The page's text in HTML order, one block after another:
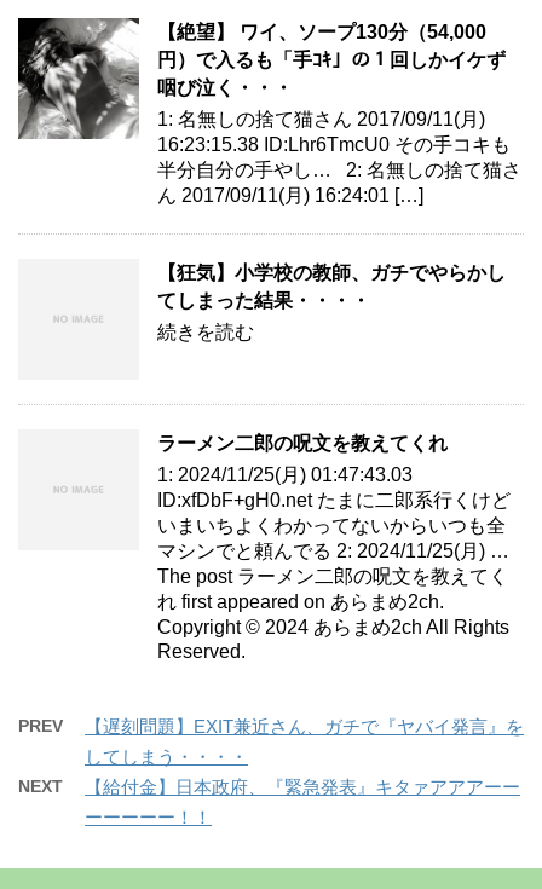
【絶望】 ワイ、ソープ130分（54,000
円）で入るも「手ｺｷ」の１回しかイケず
咽び泣く・・・
1: 名無しの捨て猫さん 2017/09/11(月)
16:23:15.38 ID:Lhr6TmcU0 その手コキも
半分自分の手やし… 2: 名無しの捨て猫さ
ん 2017/09/11(月) 16:24:01 […]
【狂気】小学校の教師、ガチでやらかし
てしまった結果・・・・
続きを読む
ラーメン二郎の呪文を教えてくれ
1: 2024/11/25(月) 01:47:43.03
ID:xfDbF+gH0.net たまに二郎系行くけど
いまいちよくわかってないからいつも全
マシンでと頼んでる 2: 2024/11/25(月) …
The post ラーメン二郎の呪文を教えてく
れ first appeared on あらまめ2ch.
Copyright © 2024 あらまめ2ch All Rights
Reserved.
PREV
【遅刻問題】EXIT兼近さん、ガチで『ヤバイ発言』を
してしまう・・・・
NEXT
【給付金】日本政府、『緊急発表』キタァアアアーー
ーーーーー！！